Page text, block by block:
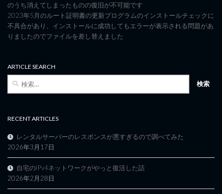
のうち消えてしまったものの復旧が不可能です
2023年5月のルート証明書の更新プログラムのインストールチェックに
不具合があり、インストールに成功してもエラーが表示される問題があ
りましたのでファイルを差し替えました
ARTICLE SEARCH
RECENT ARTICLES
レンタルサーバーのレスポンスが悪すぎるので調べてみた
2026年3月17日
自宅のIPv4ネットワークがやっと復活した話
2026年2月28日